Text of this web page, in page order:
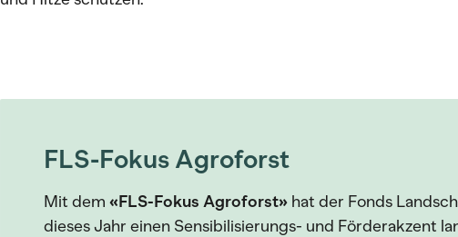
FLS-Fokus Agroforst
Mit dem «FLS-Fokus Agroforst» hat der Fonds
dieses Jahr einen Sensibilisierungs- und Förderakzent